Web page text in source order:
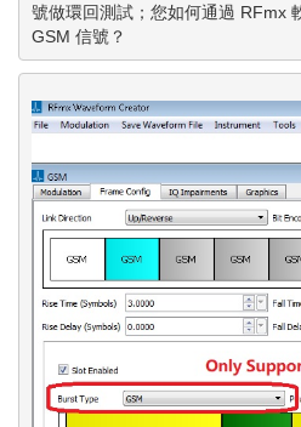
號做環回測試；您如何通過 RFmx
GSM 信號？